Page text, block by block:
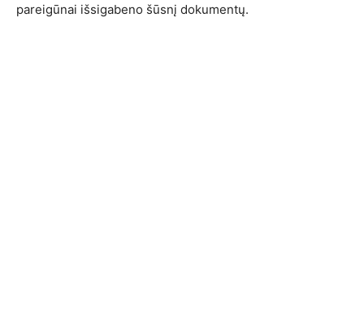
pareigūnai išsigabeno šūsnį dokumentų.